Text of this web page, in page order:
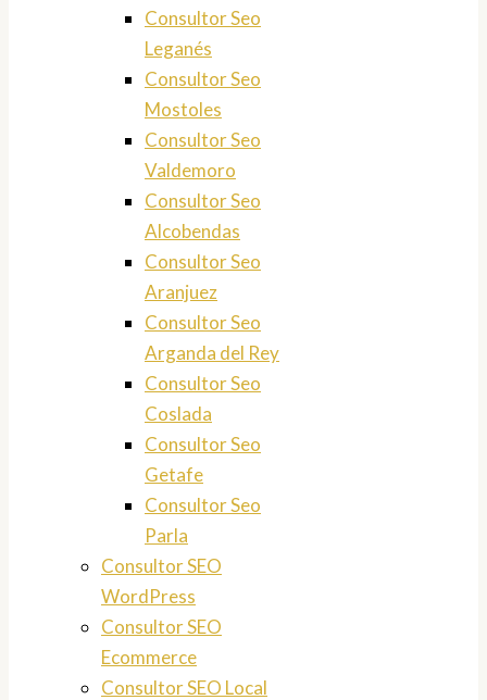
Consultor Seo
Leganés
Consultor Seo
Mostoles
Consultor Seo
Valdemoro
Consultor Seo
Alcobendas
Consultor Seo
Aranjuez
Consultor Seo
Arganda del Rey
Consultor Seo
Coslada
Consultor Seo
Getafe
Consultor Seo
Parla
Consultor SEO
WordPress
Consultor SEO
Ecommerce
Consultor SEO Local